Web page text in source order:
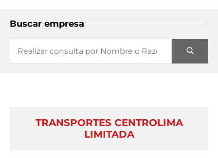
Buscar empresa
TRANSPORTES CENTROLIMA
LIMITADA